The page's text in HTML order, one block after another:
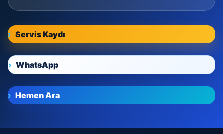
Servis Kaydı
WhatsApp
Hemen Ara